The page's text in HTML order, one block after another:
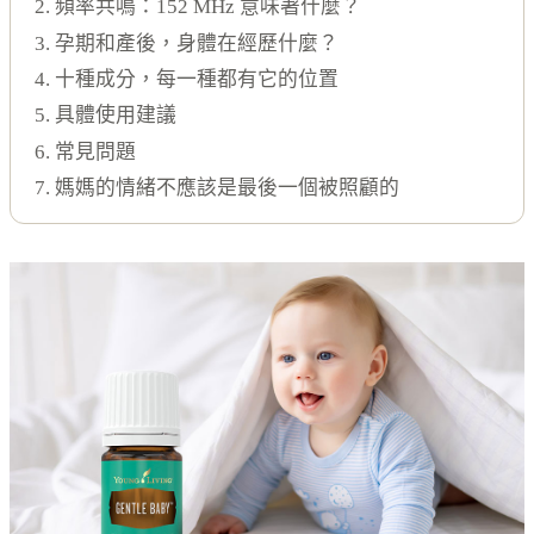
2. 頻率共鳴：152 MHz 意味著什麼？
3. 孕期和產後，身體在經歷什麼？
4. 十種成分，每一種都有它的位置
5. 具體使用建議
6. 常見問題
7. 媽媽的情緒不應該是最後一個被照顧的